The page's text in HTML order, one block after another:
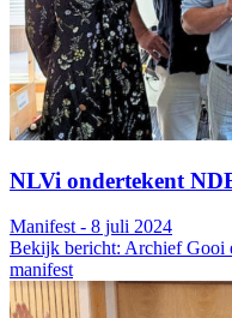
NLVi ondertekent
Manifest - 8 juli 2024
Bekijk bericht: Archief Gooi
manifest